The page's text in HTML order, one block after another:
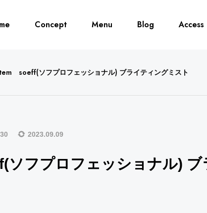
Concept Menu Blog Access
ITEM
Lipaddict – リップア
soeff(ソフプロフェッショナル) ブライティングミスト
2023.09.09
フプロフェッショナル) ブ